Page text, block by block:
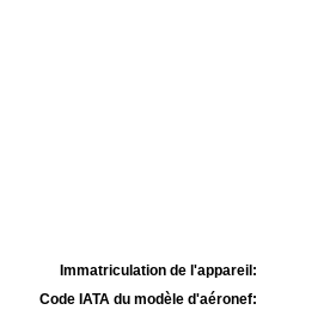
Immatriculation de l'appareil:
Code IATA du modèle d'aéronef: